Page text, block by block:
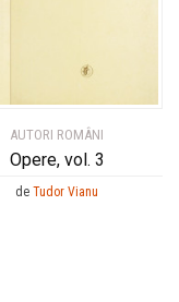
AUTORI ROMÂNI
Opere, vol. 3
de Tudor Vianu